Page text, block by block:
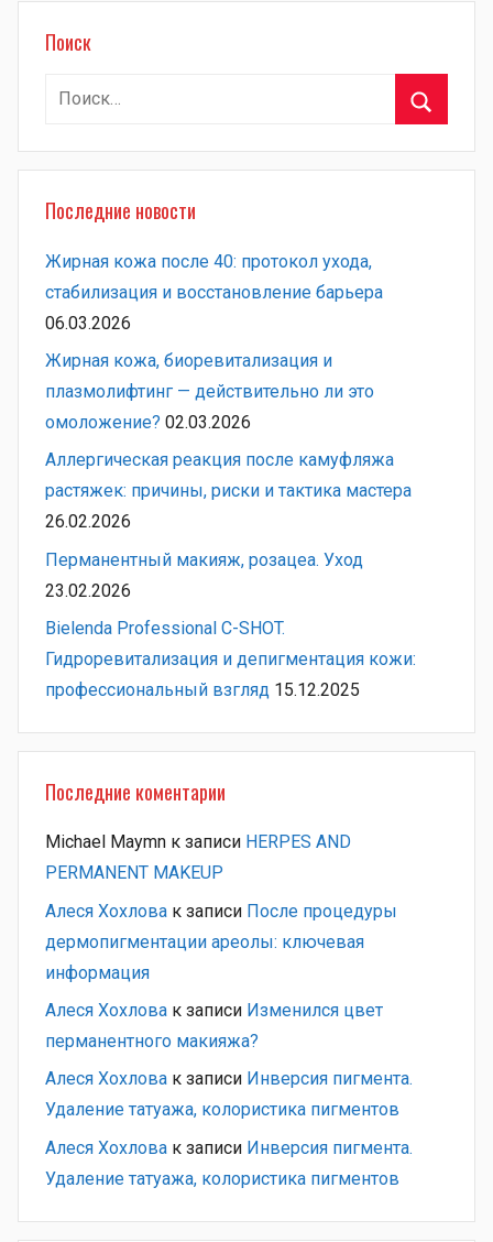
Поиск
Найти:
Последние новости
Жирная кожа после 40: протокол ухода,
стабилизация и восстановление барьера
06.03.2026
Жирная кожа, биоревитализация и
плазмолифтинг — действительно ли это
омоложение? 02.03.2026
Аллергическая реакция после камуфляжа
растяжек: причины, риски и тактика мастера
26.02.2026
Перманентный макияж, розацеа. Уход
23.02.2026
Bielenda Professional C-SHOT.
Гидроревитализация и депигментация кожи:
профессиональный взгляд 15.12.2025
Последние коментарии
Michael Maymn к записи HERPES AND
PERMANENT MAKEUP
Алеся Хохлова к записи После процедуры
дермопигментации ареолы: ключевая
информация
Алеся Хохлова к записи Изменился цвет
перманентного макияжа?
Алеся Хохлова к записи Инверсия пигмента.
Удаление татуажа, колористика пигментов
Алеся Хохлова к записи Инверсия пигмента.
Удаление татуажа, колористика пигментов